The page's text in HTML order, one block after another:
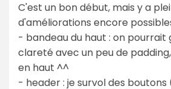
C'est un bon début, mais y a
d'améliorations encore
- bandeau du haut : on pourrait
clareté avec un peu de
en haut ^^
- header : je survol des boutons